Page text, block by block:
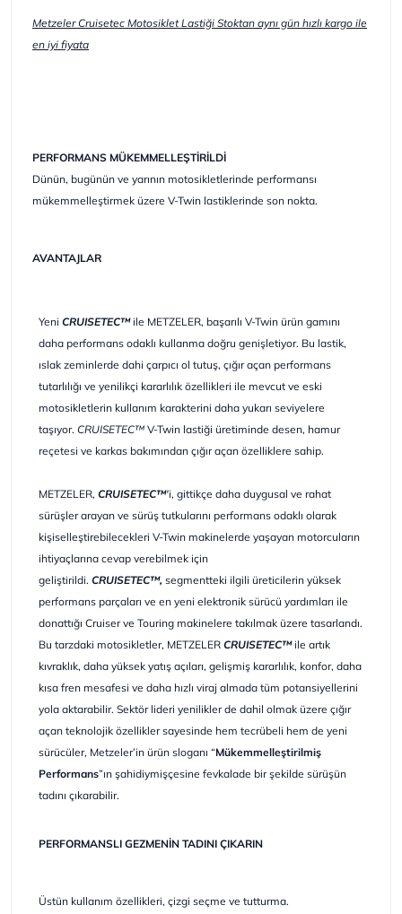
Metzeler Cruisetec Motosiklet Lastiği Stoktan aynı gün hızlı kargo ile
en iyi fiyata
PERFORMANS MÜKEMMELLEŞTİRİLDİ
Dünün, bugünün ve yarının motosikletlerinde performansı
mükemmelleştirmek üzere V-Twin lastiklerinde son nokta.
AVANTAJLAR
Yeni CRUISETEC™ ile METZELER, başarılı V-Twin ürün gamını
daha performans odaklı kullanma doğru genişletiyor. Bu lastik,
ıslak zeminlerde dahi çarpıcı ol tutuş, çığır açan performans
tutarlılığı ve yenilikçi kararlılık özellikleri ile mevcut ve eski
motosikletlerin kullanım karakterini daha yukarı seviyelere
taşıyor. CRUISETEC™ V-Twin lastiği üretiminde desen, hamur
reçetesi ve karkas bakımından çığır açan özelliklere sahip.
METZELER, CRUISETEC™'i, gittikçe daha duygusal ve rahat
sürüşler arayan ve sürüş tutkularını performans odaklı olarak
kişiselleştirebilecekleri V-Twin makinelerde yaşayan motorcuların
ihtiyaçlarına cevap verebilmek için
geliştirildi. CRUISETEC™, segmentteki ilgili üreticilerin yüksek
performans parçaları ve en yeni elektronik sürücü yardımları ile
donattığı Cruiser ve Touring makinelere takılmak üzere tasarlandı.
Bu tarzdaki motosikletler, METZELER CRUISETEC™ ile artık
kıvraklık, daha yüksek yatış açıları, gelişmiş kararlılık, konfor, daha
kısa fren mesafesi ve daha hızlı viraj almada tüm potansiyellerini
yola aktarabilir. Sektör lideri yenilikler de dahil olmak üzere çığır
açan teknolojik özellikler sayesinde hem tecrübeli hem de yeni
sürücüler, Metzeler’in ürün sloganı “Mükemmelleştirilmiş
Performans”ın şahidiymişçesine fevkalade bir şekilde sürüşün
tadını çıkarabilir.
PERFORMANSLI GEZMENİN TADINI ÇIKARIN
Üstün kullanım özellikleri, çizgi seçme ve tutturma.